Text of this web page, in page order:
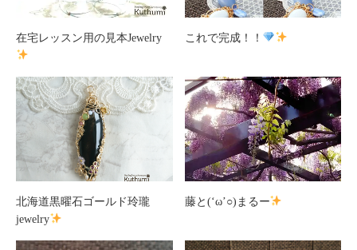
在宅レッスン用の見本Jewelry これで完成！！
北海道黒曜石ゴールド玲瓏
jewelry
藤と(‘ω’○)まるー